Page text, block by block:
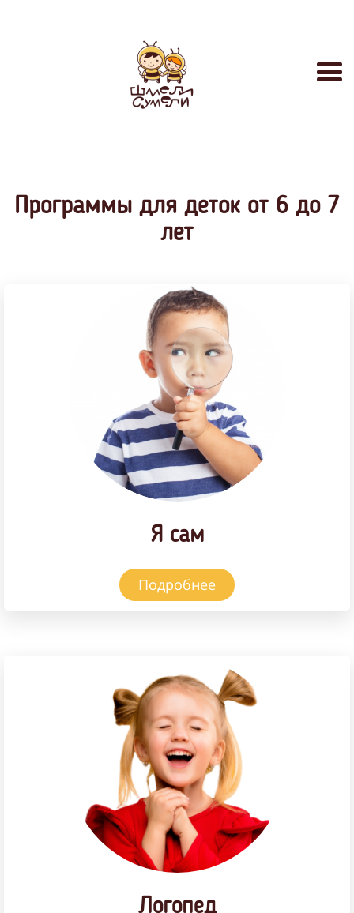
Программы для деток от 6 до 7
лет
Я сам
Подробнее
Логопед